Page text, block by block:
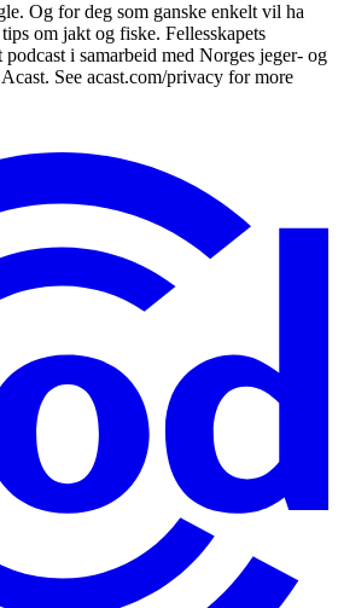
Og for deg som ganske enkelt vil ha
om jakt og fiske. Fellesskapets
i samarbeid med Norges jeger- og
See acast.com/privacy for more